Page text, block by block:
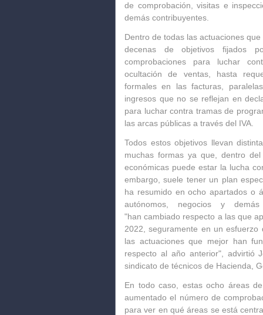
de comprobación, visitas e
demás contribuyentes.
Dentro de todas las actuaciones
decenas de objetivos fijados
comprobaciones para luchar
ocultación de ventas, hasta
formales en las facturas ,
ingresos que no se reflejan en
para luchar contra tramas de
las arcas públicas a través del IVA.
Todos estos objetivos llevan
muchas formas ya que, dentro
económicas puede estar la lucha
embargo, suele tener un plan
ha resumido en ocho apartados o
autónomos, negocios y
"hancambiado respecto a las que
2022 , seguramente en un
las actuaciones que mejor han
respecto al año anterior", advirtió
sindicato de técnicos de Hacienda,
En todo caso, estas ocho áreas
aumentado el número de
para ver en qué áreas se está